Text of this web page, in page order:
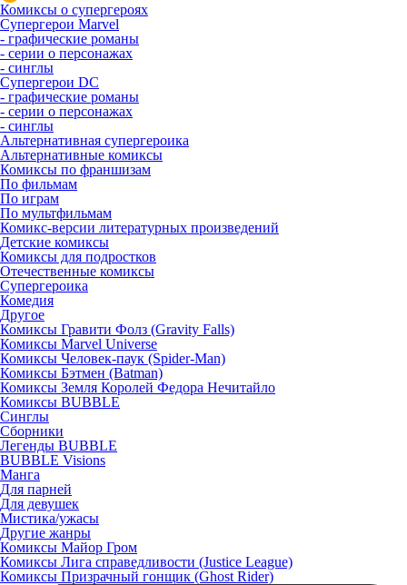
Комиксы о супергероях
Супергерои Marvel
- графические романы
- серии о персонажах
- синглы
Супергерои DC
- графические романы
- серии о персонажах
- синглы
Альтернативная супергероика
Альтернативные комиксы
Комиксы по франшизам
По фильмам
По играм
По мультфильмам
Комикс-версии литературных произведений
Детские комиксы
Комиксы для подростков
Отечественные комиксы
Супергероика
Комедия
Другое
Комиксы Гравити Фолз (Gravity Falls)
Комиксы Marvel Universe
Комиксы Человек-паук (Spider-Man)
Комиксы Бэтмен (Batman)
Комиксы Земля Королей Федора Нечитайло
Комиксы BUBBLE
Синглы
Сборники
Легенды BUBBLE
BUBBLE Visions
Манга
Для парней
Для девушек
Мистика/ужасы
Другие жанры
Комиксы Майор Гром
Комиксы Лига справедливости (Justice League)
Комиксы Призрачный гонщик (Ghost Rider)